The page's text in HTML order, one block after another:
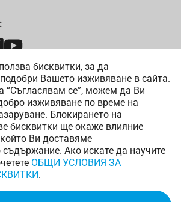
бисквитки, за да
Вашето изживяване в сайта.
“Съгласявам се”, можем да Ви
изживяване по време на
Блокирането на
бисквитки ще окаже влияние
Ви доставяме
съдържание. Ако искате да научите
ОБЩИ УСЛОВИЯ ЗА
.